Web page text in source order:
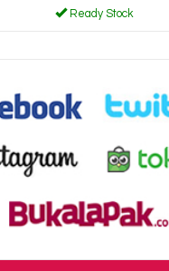
Ready Stock